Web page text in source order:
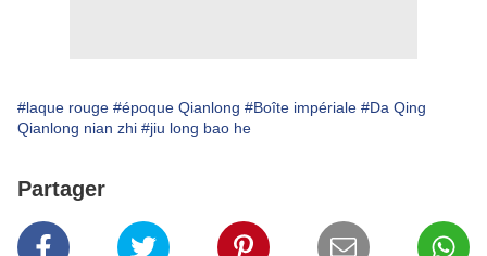
#laque rouge #époque Qianlong #Boîte impériale #Da Qing
Qianlong nian zhi #jiu long bao he
Partager